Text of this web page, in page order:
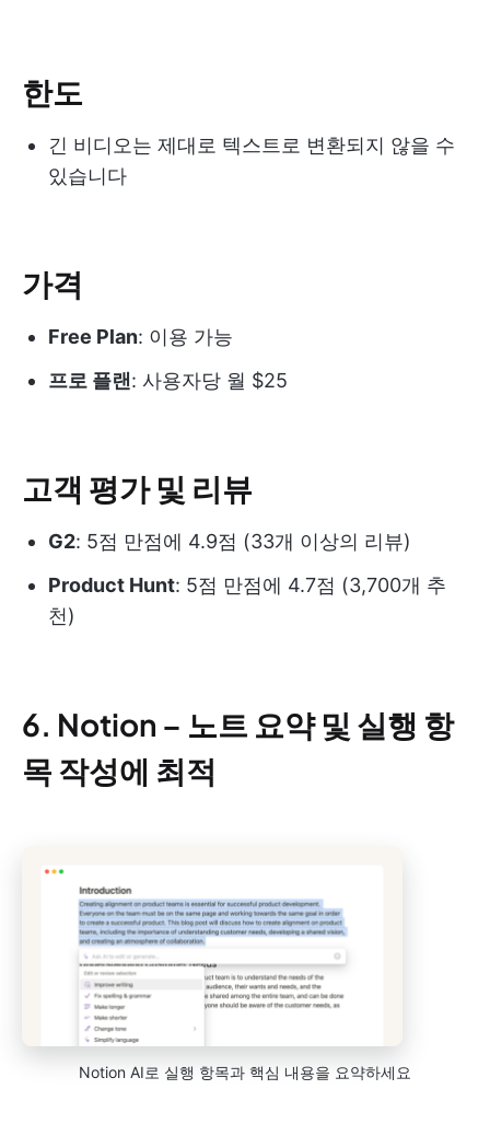
한도
긴 비디오는 제대로 텍스트로 변환되지 않을 수
있습니다
가격
Free Plan: 이용 가능
프로 플랜 : 사용자당 월 $25
고객 평가 및 리뷰
G2: 5점 만점에 4.9점 (33개 이상의 리뷰)
Product Hunt: 5점 만점에 4.7점 (3,700개 추
천)
6. Notion – 노트 요약 및 실행 항
목 작성에 최적
Notion AI로 실행 항목과 핵심 내용을 요약하세요